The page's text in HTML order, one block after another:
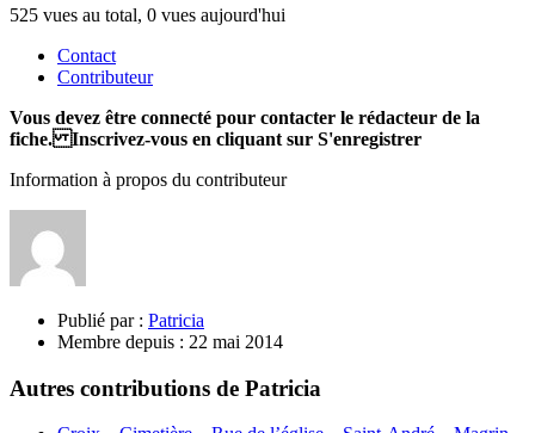
525 vues au total, 0 vues aujourd'hui
Contact
Contributeur
Vous devez être connecté pour contacter le rédacteur de la
fiche. Inscrivez-vous en cliquant sur S'enregistrer
Information à propos du contributeur
Publié par : Patricia
Membre depuis : 22 mai 2014
Autres contributions de Patricia